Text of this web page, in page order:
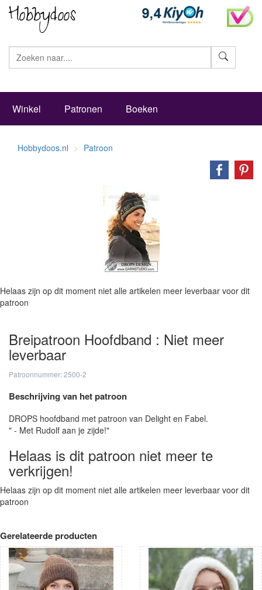
Winkel Patronen Boeken
Hobbydoos.nl Patroon
Helaas zijn op dit moment niet alle artikelen meer leverbaar voor dit
patroon
Breipatroon Hoofdband : Niet meer
leverbaar
Patroonnummer: 2500-2
Beschrijving van het patroon
DROPS hoofdband met patroon van Delight en Fabel.
" - Met Rudolf aan je zijde!"
Helaas is dit patroon niet meer te
verkrijgen!
Helaas zijn op dit moment niet alle artikelen meer leverbaar voor dit
patroon
Gerelateerde producten